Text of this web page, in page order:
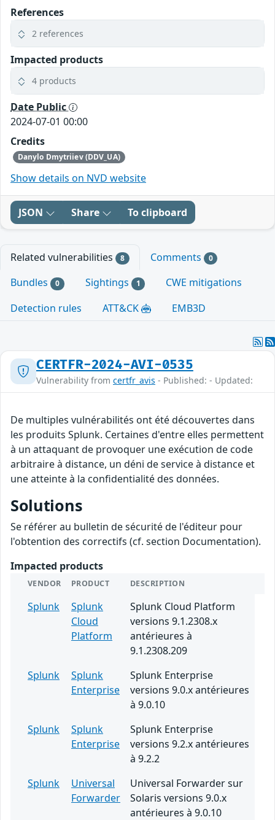
References
2 references
Impacted products
4 products
Date Public
2024-07-01 00:00
Credits
Danylo Dmytriiev (DDV_UA)
Show details on NVD website
JSON Share To clipboard
Related vulnerabilities 8 Comments 0
Bundles 0 Sightings 1
CWE mitigations
Detection rules
ATT&CK EMB3D
CERTFR-2024-AVI-0535
Vulnerability from certfr_avis - Published: - Updated:
De multiples vulnérabilités ont été découvertes dans
les produits Splunk. Certaines d'entre elles permettent
à un attaquant de provoquer une exécution de code
arbitraire à distance, un déni de service à distance et
une atteinte à la confidentialité des données.
Solutions
Se référer au bulletin de sécurité de l'éditeur pour
l'obtention des correctifs (cf. section Documentation).
Impacted products
VENDOR PRODUCT DESCRIPTION
Splunk
Splunk
Cloud
Platform
Splunk Cloud Platform
versions 9.1.2308.x
antérieures à
9.1.2308.209
Splunk
Splunk
Enterprise
Splunk Enterprise
versions 9.0.x antérieures
à 9.0.10
Splunk
Splunk
Enterprise
Splunk Enterprise
versions 9.2.x antérieures
à 9.2.2
Splunk
Universal
Forwarder
Universal Forwarder sur
Solaris versions 9.0.x
antérieures à 9.0.10